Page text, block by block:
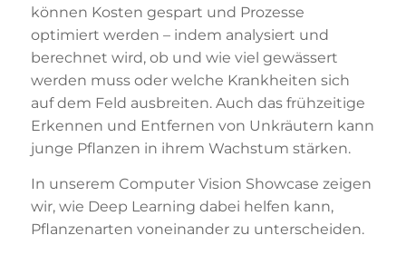
können Kosten gespart und Prozesse
optimiert werden – indem analysiert und
berechnet wird, ob und wie viel gewässert
werden muss oder welche Krankheiten sich
auf dem Feld ausbreiten. Auch das frühzeitige
Erkennen und Entfernen von Unkräutern kann
junge Pflanzen in ihrem Wachstum stärken.
In unserem Computer Vision Showcase zeigen
wir, wie Deep Learning dabei helfen kann,
Pflanzenarten voneinander zu unterscheiden.